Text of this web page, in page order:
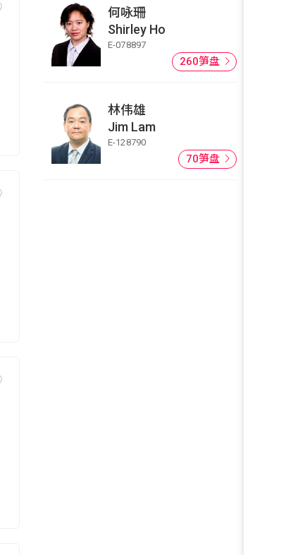
何咏珊
Shirley Ho
E-078897
260笋盘
林伟雄
Jim Lam
E-128790
70笋盘